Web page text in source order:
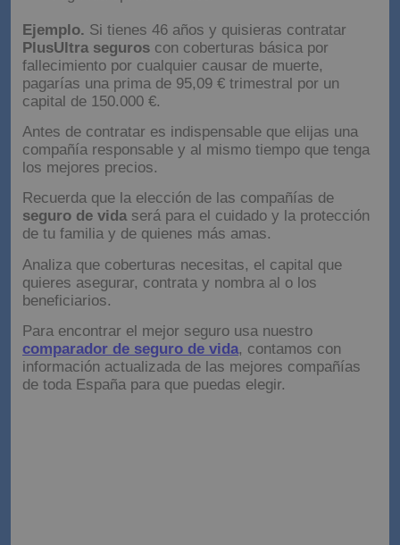
Segunda opinión médica
Ejemplo.Si tienes 46 años y quisieras contratar
PlusUltra seguros con coberturas básica por
fallecimiento por cualquier causar de muerte,
capital de 150.000 €.
Antes de contratar es indispensable que elijas una
los mejores precios.
Recuerda que la elección de las compañías de
de tu familia y de quienes más amas.
Analiza que coberturas necesitas, el capital que
beneficiarios.
Para encontrar el mejor seguro usa nuestro
comparador de seguro de vida, contamos con